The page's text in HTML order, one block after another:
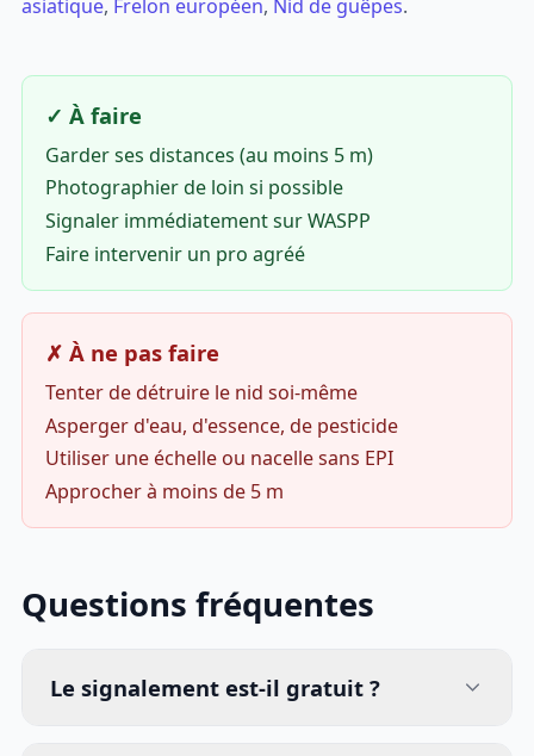
asiatique, Frelon européen, Nid de guêpes.
✓ À faire
Garder ses distances (au moins 5 m)
Photographier de loin si possible
Signaler immédiatement sur WASPP
Faire intervenir un pro agréé
✗ À ne pas faire
Tenter de détruire le nid soi-même
Asperger d'eau, d'essence, de pesticide
Utiliser une échelle ou nacelle sans EPI
Approcher à moins de 5 m
Questions fréquentes
Le signalement est-il gratuit ?